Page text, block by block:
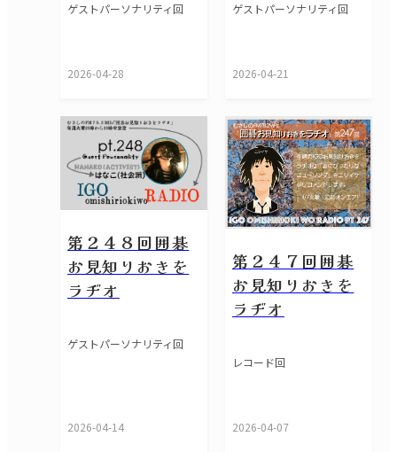
ゲストパーソナリティ回
2026-04-28
ゲストパーソナリティ回
2026-04-21
第２４８回囲碁
お見知りおきを
ラヂオ
ゲストパーソナリティ回
2026-04-14
第２４７回囲碁
お見知りおきを
ラヂオ
レコード回
2026-04-07